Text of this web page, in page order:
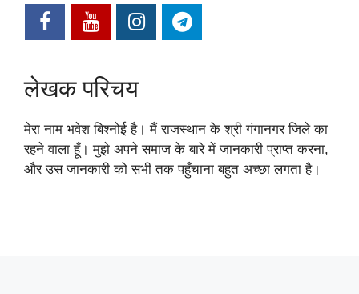
लेखक परिचय
मेरा नाम भवेश बिश्नोई है। मैं राजस्थान के श्री गंगानगर जिले का
रहने वाला हूँ। मुझे अपने समाज के बारे में जानकारी प्राप्त करना,
और उस जानकारी को सभी तक पहुँचाना बहुत अच्छा लगता है।